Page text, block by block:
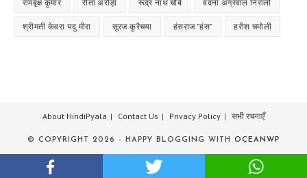
रामबृक्ष कुमार रीता अरोड़ा रूद्र नाथ चौबे वंदना अग्रवाल निराली
श्रीमती केवरा यदु मीरा सूरज कुरैचया हंसराज "हंस" हरीश चमोली
About HindiPyala Contact Us Privacy Policy सभी रचनाएँ
© COPYRIGHT 2026 - HAPPY BLOGGING WITH OCEANWP